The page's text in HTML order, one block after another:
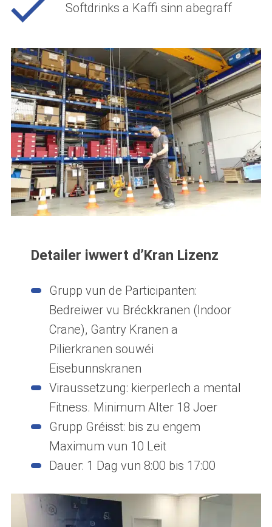
Softdrinks a Kaffi sinn abegraff
Detailer iwwert d’Kran Lizenz
Grupp vun de Participanten:
Bedreiwer vu Bréckkranen (Indoor
Crane), Gantry Kranen a
Pilierkranen souwéi
Eisebunnskranen
Viraussetzung: kierperlech a mental
Fitness. Minimum Alter 18 Joer
Grupp Gréisst: bis zu engem
Maximum vun 10 Leit
Dauer: 1 Dag vun 8:00 bis 17:00